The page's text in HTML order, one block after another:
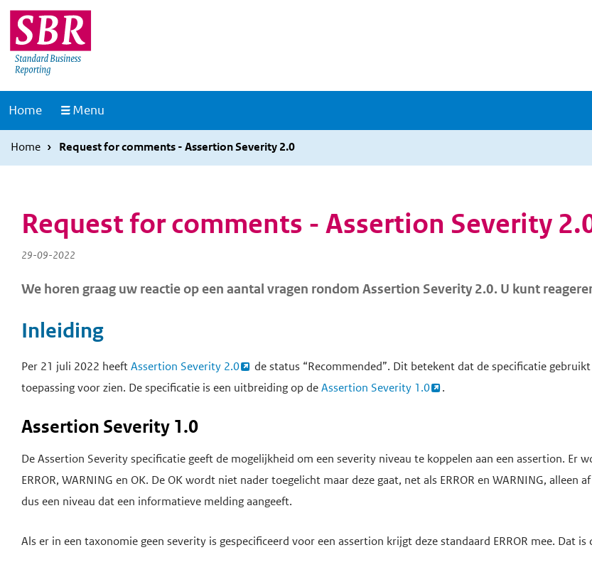
Overslaan
en
naar
Overslaan
en
naar
homepage
Home Menu
Home Request for comments - Assertion Severity 2.0
Request for comments - Assertion Severity
29-09-2022
We horen graag uw reactie op een aantal vragen rondom Assertion Severity 2.0. U kunt
Inleiding
Per 21 juli 2022 heeftAssertion Severity 2.0
de status “Recommended”. Dit betekent dat de specificatie
toepassing voor zien. De specificatie is een uitbreiding op deAssertion Severity 1.0 .
Assertion Severity 1.0
De Assertion Severity specificatie geeft de mogelijkheid om een severity niveau te koppelen aan een assertion. Er
ERROR, WARNING en OK. De OK wordt niet nader toegelicht maar deze gaat, net als ERROR en WARNING,
dus een niveau dat een informatieve melding aangeeft.
Als er in een taxonomie geen severity is gespecificeerd voor een assertion krijgt deze standaard ERROR mee. Dat is